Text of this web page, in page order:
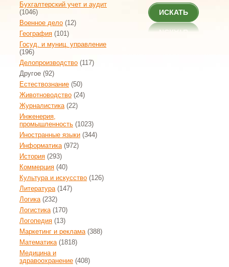
Бухгалтерский учет и аудит
(1046)
Военное дело (12)
География (101)
Госуд. и муниц. управление
(196)
Делопроизводство (117)
Другое (92)
Естествознание (50)
Животноводство (24)
Журналистика(22)
Инженерия,
промышленность (1023)
Иностранные языки (344)
Информатика(972)
История (293)
Коммерция (40)
Культура и искусство (126)
Литература(147)
Логика(232)
Логистика(170)
Логопедия (13)
Маркетинг и реклама(388)
Математика(1818)
Медицина и
здравоохранение (408)
ИСКАТЬ